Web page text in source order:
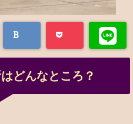
どんなところ？